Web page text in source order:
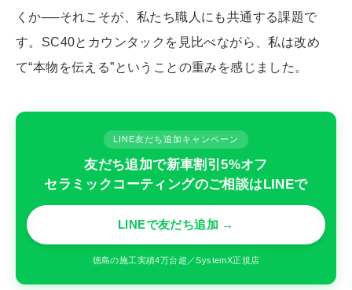
くか──それこそが、私たち職人にも共通する課題で
す。SC40とカウンタックを見比べながら、私は改め
て“本物を伝える”ということの重みを感じました。
LINE友だち追加キャンペーン
友だち追加で新車割引5%オフ
セラミックコーティングのご相談はLINEで
LINEで友だち追加 →
徳島の施工実績4万台超／SystemX正規店